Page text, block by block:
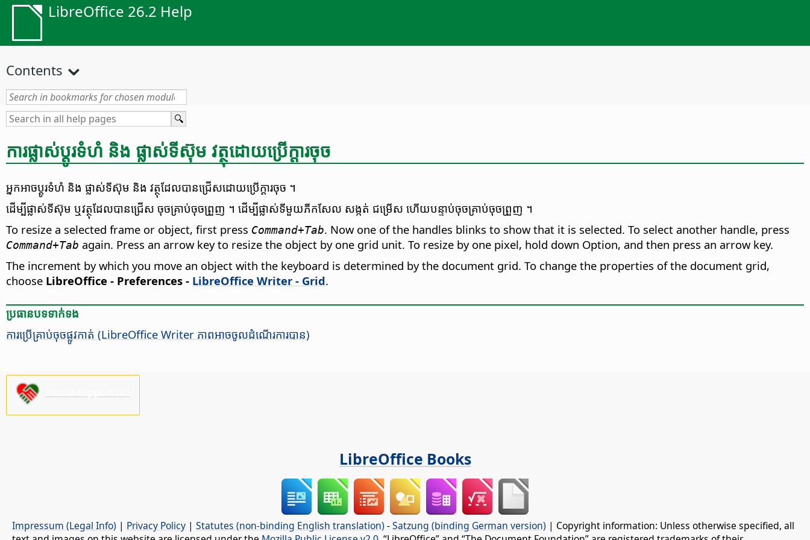
LibreOffice 26.2 Help
Contents
ការ​ផ្លាស់​ប្តូរ​ទំហំ និង ផ្លាស់ទី​ស៊ុម វត្ថុ​ដោយ​ប្រើ​ក្តារ​ចុច
អ្នក​អាច​ប្តូរ​ទំហំ និង ផ្លាស់ទី​ស៊ុម និង វត្ថុ​ដែល​បាន​ជ្រើស​ដោយ​ប្រើ​ក្តារ​ចុច ។
ដើម្បី​ផ្លាស់ទី​ស៊ុម ឬ​វត្ថុ​ដែល​បាន​ជ្រើស ចុច​គ្រាប់​ចុច​ព្រួញ ។ ដើម្បី​ផ្លាស់ទី​មួយ​ភីកសែល សង្កត់ ជម្រើស ហើយ​បន្ទាប់​ចុច​គ្រាប់​ចុច​ព្រួញ ។
To resize a selected frame or object, first press Command+Tab. Now one of the handles blinks to show that it is selected. To select another handle, press
Command+Tab again. Press an arrow key to resize the object by one grid unit. To resize by one pixel, hold down Option, and then press an arrow key.
The increment by which you move an object with the keyboard is determined by the document grid. To change the properties of the document grid,
choose LibreOffice - Preferences - LibreOffice Writer - Grid.
ប្រធានបទ​ទាក់ទង
ការ​ប្រើ​​គ្រាប់​​ចុច​ផ្លូវ​កាត់ (LibreOffice Writer ភាព​អាច​ចូល​ដំណើរការ​បាន)
LibreOffice Books
Impressum (Legal Info) | Privacy Policy | Statutes (non-binding English translation) -Satzung (binding German version) | Copyright information: Unless otherwise specified, all